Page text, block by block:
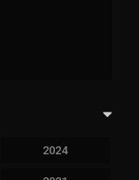
2024